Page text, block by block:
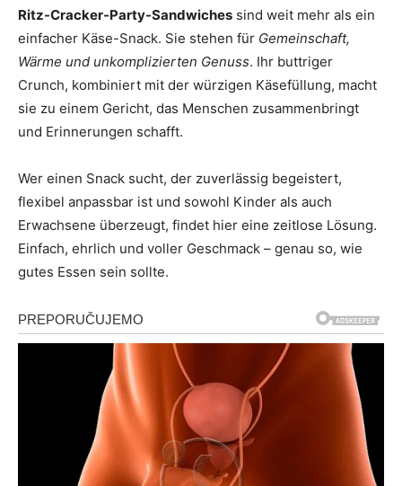
Ritz-Cracker-Party-Sandwiches sind weit mehr als ein
einfacher Käse-Snack. Sie stehen für Gemeinschaft,
Wärme und unkomplizierten Genuss. Ihr buttriger
Crunch, kombiniert mit der würzigen Käsefüllung, macht
sie zu einem Gericht, das Menschen zusammenbringt
und Erinnerungen schafft.
Wer einen Snack sucht, der zuverlässig begeistert,
flexibel anpassbar ist und sowohl Kinder als auch
Erwachsene überzeugt, findet hier eine zeitlose Lösung.
Einfach, ehrlich und voller Geschmack – genau so, wie
gutes Essen sein sollte.